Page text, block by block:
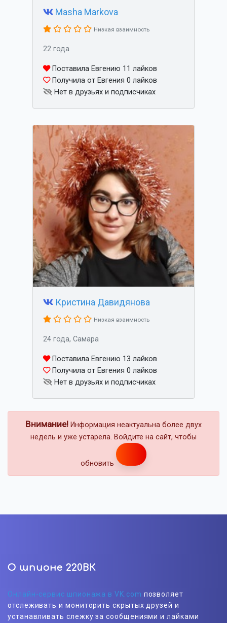
Masha Markova
Низкая взаимность
22 года
Поставила Евгению 11 лайков
Получила от Евгения 0 лайков
Нет в друзьях и подписчиках
Кристина Давидянова
Низкая взаимность
24 года, Самара
Поставила Евгению 13 лайков
Получила от Евгения 0 лайков
Нет в друзьях и подписчиках
Внимание! Информация неактуальна более двух
недель и уже устарела. Войдите на сайт, чтобы
обновить
О шпионе 220ВК
Онлайн-сервис шпионажа в VK.com позволяет
отслеживать и мониторить скрытых друзей и
устанавливать слежку за сообщениями и лайками